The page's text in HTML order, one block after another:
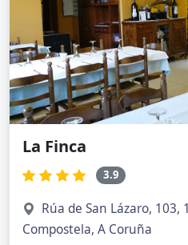
La Finca
3.9
Rúa de San Lázaro, 103,
Compostela, A Coruña